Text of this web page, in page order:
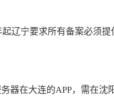
宁要求所有备案必须提
在大连的APP，需在沈